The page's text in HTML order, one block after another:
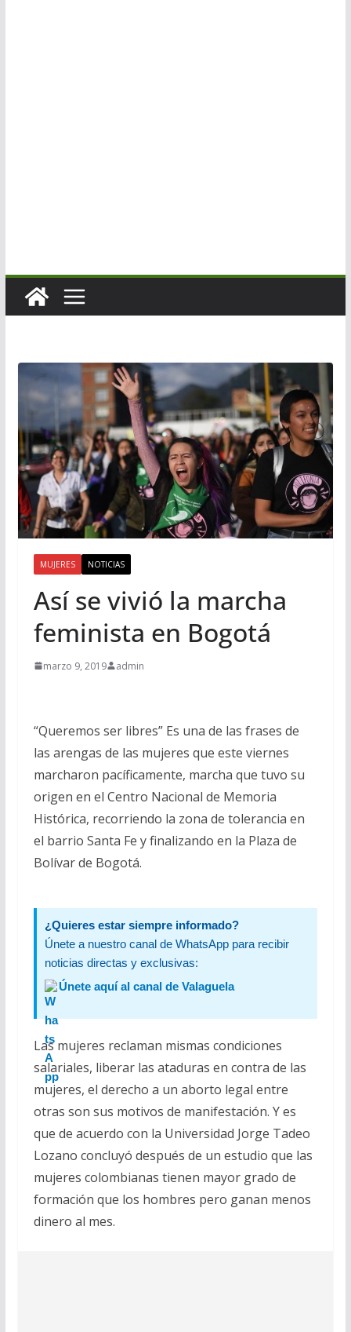
MUJERES NOTICIAS
Así se vivió la marcha
feminista en Bogotá
marzo 9, 2019 admin
“Queremos ser libres” Es una de las frases de
las arengas de las mujeres que este viernes
marcharon pacíficamente, marcha que tuvo su
origen en el Centro Nacional de Memoria
Histórica, recorriendo la zona de tolerancia en
el barrio Santa Fe y finalizando en la Plaza de
Bolívar de Bogotá.
¿Quieres estar siempre informado?
Únete a nuestro canal de WhatsApp para recibir
noticias directas y exclusivas:
Únete aquí al canal de Valaguela
Las mujeres reclaman mismas condiciones
salariales, liberar las ataduras en contra de las
mujeres, el derecho a un aborto legal entre
otras son sus motivos de manifestación. Y es
que de acuerdo con la Universidad Jorge Tadeo
Lozano concluyó después de un estudio que las
mujeres colombianas tienen mayor grado de
formación que los hombres pero ganan menos
dinero al mes.